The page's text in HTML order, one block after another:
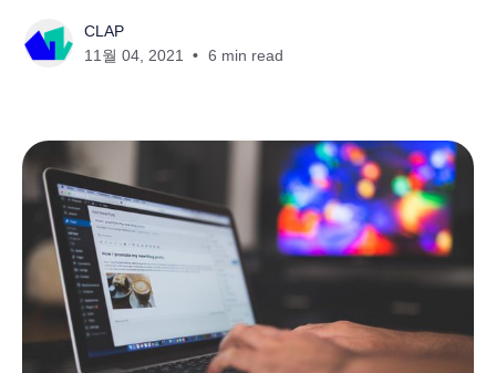
CLAP
11월 04, 2021
6 min read